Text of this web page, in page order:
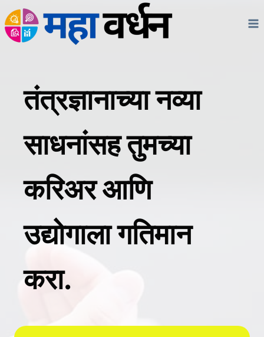
Skip
to
तंत्रज्ञानाच्या नव्या
साधनांसह तुमच्या
करिअर आणि
उद्योगाला गतिमान
करा.